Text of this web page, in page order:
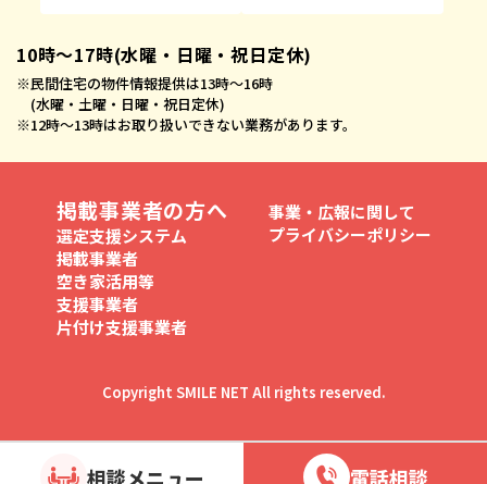
相談メニュー 電話相談
10時〜17時(水曜・日曜・祝日定休)
※民間住宅の物件情報提供は13時〜16時
(水曜・土曜・日曜・祝日定休)
※12時〜13時はお取り扱いできない業務があります。
掲載事業者の方へ
選定支援システム
掲載事業者
空き家活用等
支援事業者
片付け支援事業者
事業・広報に関して
プライバシーポリシー
Copyright SMILE NET All rights reserved.